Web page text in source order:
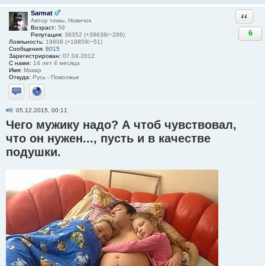
Sarmat
Автор темы, Новичок
Возраст: 59
Репутация: 38352 (+38638/−286)
Лояльность: 19808 (+19859/−51)
Сообщения: 8015
Зарегистрирован: 07.04.2012
С нами: 14 лет 4 месяца
Имя: Макар
Откуда: Русь - Поволжье
Отправить личное сообщение
Сайт
6
#8 05.12.2015, 00:11
Чего мужику надо? А чтоб чувствовал,
что он нужен..., пусть и в качестве
подушки.